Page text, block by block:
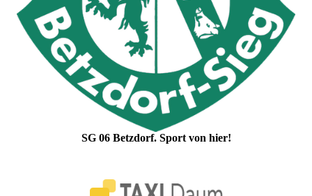
SG 06 Betzdorf. Sport von hier!